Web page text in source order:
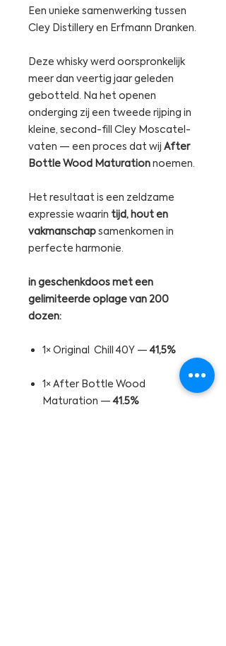
Een unieke samenwerking tussen
Cley Distillery en Erfmann Dranken.
Deze whisky werd oorspronkelijk
meer dan veertig jaar geleden
gebotteld. Na het openen
onderging zij een tweede rijping in
kleine, second-fill Cley Moscatel-
vaten — een proces dat wij After
Bottle Wood Maturationnoemen.
Het resultaat is een zeldzame
expressie waarin tijd, hout en
vakmanschapsamenkomen in
perfecte harmonie.
in geschenkdoos met een
gelimiteerde oplage van 200
dozen:
1× Original Chill 40Y —41,5%
1× After Bottle Wood
Maturation —41,5%